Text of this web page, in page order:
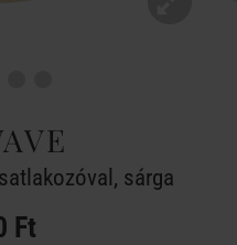
sárga
Ft